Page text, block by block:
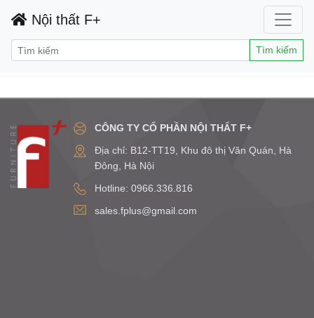
Nội thất F+
Tìm kiếm
CÔNG TY CỔ PHẦN NỘI THẤT F+
Địa chỉ: B12-TT19, Khu đô thị Văn Quán, Hà
Đông, Hà Nội
Hotline: 0966.336.816
sales.fplus@gmail.com